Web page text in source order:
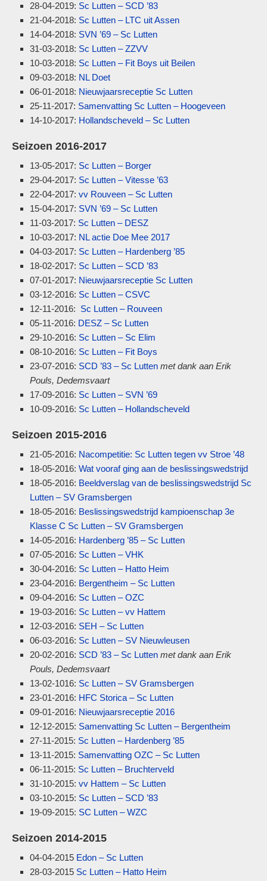
28-04-2019: Sc Lutten – SCD ’83
21-04-2018: Sc Lutten – LTC uit Assen
14-04-2018: SVN ’69 – Sc Lutten
31-03-2018: Sc Lutten – ZZVV
10-03-2018: Sc Lutten – Fit Boys uit Beilen
09-03-2018: NL Doet
06-01-2018: Nieuwjaarsreceptie Sc Lutten
25-11-2017: Samenvatting Sc Lutten – Hoogeveen
14-10-2017: Hollandscheveld – Sc Lutten
Seizoen 2016-2017
13-05-2017: Sc Lutten – Borger
29-04-2017: Sc Lutten – Vitesse ’63
22-04-2017: vv Rouveen – Sc Lutten
15-04-2017: SVN ’69 – Sc Lutten
11-03-2017: Sc Lutten – DESZ
10-03-2017: NL actie Doe Mee 2017
04-03-2017: Sc Lutten – Hardenberg ’85
18-02-2017: Sc Lutten – SCD ’83
07-01-2017: Nieuwjaarsreceptie Sc Lutten
03-12-2016: Sc Lutten – CSVC
12-11-2016: Sc Lutten – Rouveen
05-11-2016: DESZ – Sc Lutten
29-10-2016: Sc Lutten – Sc Elim
08-10-2016: Sc Lutten – Fit Boys
23-07-2016: SCD ’83 – Sc Lutten met dank aan Erik
Pouls, Dedemsvaart
17-09-2016: Sc Lutten – SVN ’69
10-09-2016: Sc Lutten – Hollandscheveld
Seizoen 2015-2016
21-05-2016: Nacompetitie: Sc Lutten tegen vv Stroe ’48
18-05-2016: Wat vooraf ging aan de beslissingswedstrijd
18-05-2016: Beeldverslag van de beslissingswedstrijd Sc
Lutten – SV Gramsbergen
18-05-2016: Beslissingswedstrijd kampioenschap 3e
Klasse C Sc Lutten – SV Gramsbergen
14-05-2016: Hardenberg ’85 – Sc Lutten
07-05-2016: Sc Lutten – VHK
30-04-2016: Sc Lutten – Hatto Heim
23-04-2016: Bergentheim – Sc Lutten
09-04-2016: Sc Lutten – OZC
19-03-2016: Sc Lutten – vv Hattem
12-03-2016: SEH – Sc Lutten
06-03-2016: Sc Lutten – SV Nieuwleusen
20-02-2016: SCD ’83 – Sc Lutten met dank aan Erik
Pouls, Dedemsvaart
13-02-1016: Sc Lutten – SV Gramsbergen
23-01-2016: HFC Storica – Sc Lutten
09-01-2016: Nieuwjaarsreceptie 2016
12-12-2015: Samenvatting Sc Lutten – Bergentheim
27-11-2015: Sc Lutten – Hardenberg ’85
13-11-2015: Samenvatting OZC – Sc Lutten
06-11-2015: Sc Lutten – Bruchterveld
31-10-2015: vv Hattem – Sc Lutten
03-10-2015: Sc Lutten – SCD ’83
19-09-2015: SC Lutten – WZC
Seizoen 2014-2015
04-04-2015 Edon – Sc Lutten
28-03-2015 Sc Lutten – Hatto Heim